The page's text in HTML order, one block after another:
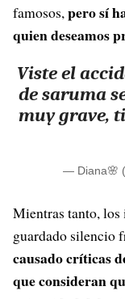
famosos, pero sí
quien deseamos
Viste el
de saruma
muy grave,
— Diana🌸
Mientras tanto,
guardado silencio
causado críticas
que consideran